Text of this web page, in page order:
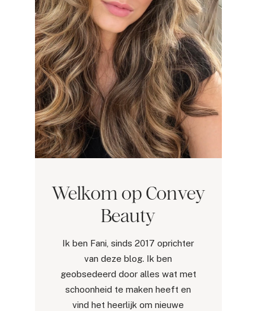
Welkom op Convey
Beauty
Ik ben Fani, sinds 2017 oprichter
van deze blog. Ik ben
geobsedeerd door alles wat met
schoonheid te maken heeft en
vind het heerlijk om nieuwe